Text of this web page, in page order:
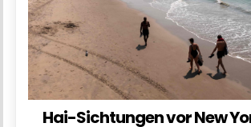
Hai-Sichtungen vor New